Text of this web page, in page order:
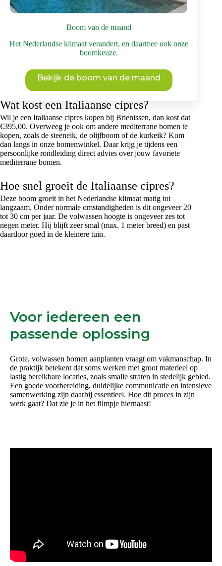
Boom van de maand
Het Nederlandse klimaat verandert, en daarmee ook onze
boomkeuze.
Bekijk de boom van de maand
Kan een cipres in Nederland groeien?
Wil je de ‘Totem’ kopen, dan is het goed om te weten dat die
voor een zonnige, goed doorlatende en beschutte standplaats
te zorgen. In strenge winters kan er soms wat schade optreden,
is dit te beperken of te voorkomen. Snoei is nauwelijks nodig,
alleen lichte vormsnoei om de strakke vorm te behouden.
Wat kost een Italiaanse cipres?
Wil je een Italiaanse cipres kopen bij Brienissen, dan kost dat
€395,00. Overweeg je ook om andere mediterrane bomen te
kopen, zoals de steeneik, de olijfboom of de kurkeik? Kom
dan langs in onze bomenwinkel. Daar krijg je tijdens een
persoonlijke rondleiding direct advies over jouw favoriete
mediterrane bomen.
Hoe snel groeit de Italiaanse cipres?
Deze boom groeit in het Nederlandse klimaat matig tot
langzaam. Onder normale omstandigheden is dit ongeveer 20
tot 30 cm per jaar. De volwassen hoogte is ongeveer zes tot
negen meter. Hij blijft zeer smal (max. 1 meter breed) en past
daardoor goed in de kleinere tuin.
Voor iedereen een
passende oplossing
Grote, volwassen bomen aanplanten vraagt om vakmanschap. In
de praktijk betekent dat soms werken met groot materieel op
lastig bereikbare locaties, zoals smalle straten in stedelijk gebied.
Een goede voorbereiding, duidelijke communicatie en intensieve
samenwerking zijn daarbij essentieel. Hoe dit proces in zijn
werk gaat? Dat zie je in het filmpje hiernaast!